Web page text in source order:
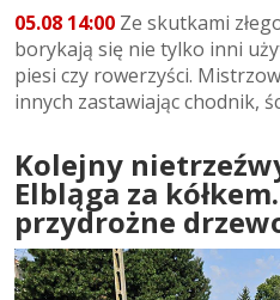
05.08 14:00 Ze skutkami
borykają się nie tylko inni
piesi czy rowerzyści.
innych zastawiając chodnik,
Kolejny
Elbląga za
przydrożne